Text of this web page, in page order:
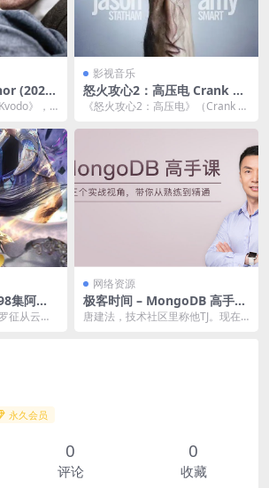
(2020)
【原
》，
影视音乐
怒火攻心2：高压电 Crank 2:
High Voltage 1080p remux
《怒火攻心2：高压电》（Crank 2:
集阿里
征从云端
网络资源
极客时间 – MongoDB 高手课
阿里云下载
唐建法，技术社区里称他TJ。现在
永久会员
0
评论
0
收藏